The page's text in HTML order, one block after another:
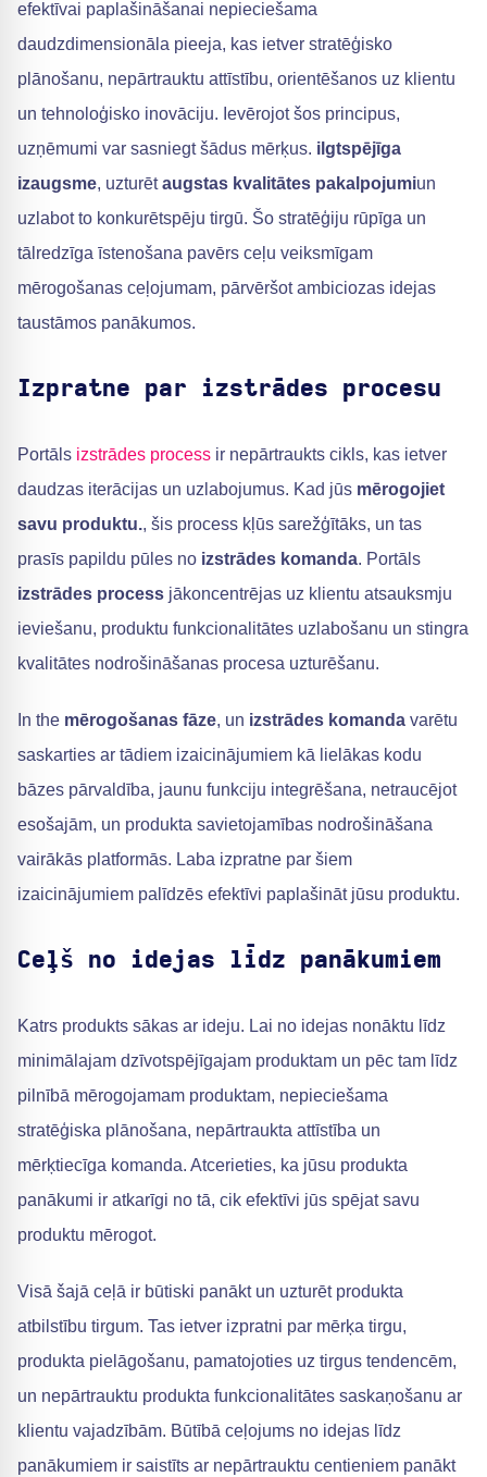
efektīvai paplašināšanai nepieciešama
daudzdimensionāla pieeja, kas ietver stratēģisko
plānošanu, nepārtrauktu attīstību, orientēšanos uz klientu
un tehnoloģisko inovāciju. Ievērojot šos principus,
uzņēmumi var sasniegt šādus mērķus. ilgtspējīga
izaugsme, uzturētaugstas kvalitātes pakalpojumiun
uzlabot to konkurētspēju tirgū. Šo stratēģiju rūpīga un
tālredzīga īstenošana pavērs ceļu veiksmīgam
mērogošanas ceļojumam, pārvēršot ambiciozas idejas
taustāmos panākumos.
Izpratne par izstrādes procesu
Portāls izstrādes process ir nepārtraukts cikls, kas ietver
daudzas iterācijas un uzlabojumus. Kad jūs mērogojiet
savu produktu., šis process kļūs sarežģītāks, un tas
prasīs papildu pūles no izstrādes komanda. Portāls
izstrādes process jākoncentrējas uz klientu atsauksmju
ieviešanu, produktu funkcionalitātes uzlabošanu un stingra
kvalitātes nodrošināšanas procesa uzturēšanu.
In the mērogošanas fāze, un izstrādes komanda varētu
saskarties ar tādiem izaicinājumiem kā lielākas kodu
bāzes pārvaldība, jaunu funkciju integrēšana, netraucējot
esošajām, un produkta savietojamības nodrošināšana
vairākās platformās. Laba izpratne par šiem
izaicinājumiem palīdzēs efektīvi paplašināt jūsu produktu.
Ceļš no idejas līdz panākumiem
Katrs produkts sākas ar ideju. Lai no idejas nonāktu līdz
minimālajam dzīvotspējīgajam produktam un pēc tam līdz
pilnībā mērogojamam produktam, nepieciešama
stratēģiska plānošana, nepārtraukta attīstība un
mērķtiecīga komanda. Atcerieties, ka jūsu produkta
panākumi ir atkarīgi no tā, cik efektīvi jūs spējat savu
produktu mērogot.
Visā šajā ceļā ir būtiski panākt un uzturēt produkta
atbilstību tirgum. Tas ietver izpratni par mērķa tirgu,
produkta pielāgošanu, pamatojoties uz tirgus tendencēm,
un nepārtrauktu produkta funkcionalitātes saskaņošanu ar
klientu vajadzībām. Būtībā ceļojums no idejas līdz
panākumiem ir saistīts ar nepārtrauktu centieniem panākt